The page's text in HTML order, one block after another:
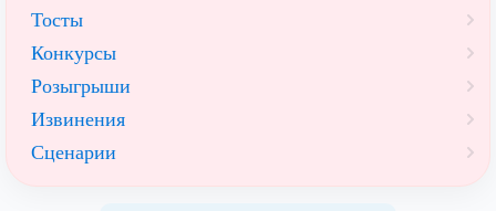
Тосты
Конкурсы
Розыгрыши
Извинения
Сценарии